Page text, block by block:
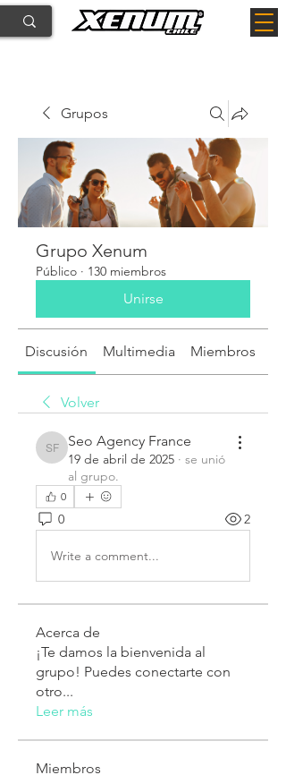
Grupos
Grupo Xenum
Público · 130 miembros
Unirse
Discusión Multimedia Miembros
Volver
Seo Agency France
Seo Agency France
19 de abril de 2025 · se unió
al grupo.
0
0 2
Write a comment...
Acerca de
¡Te damos la bienvenida al
grupo! Puedes conectarte con
otro...
Leer más
Miembros